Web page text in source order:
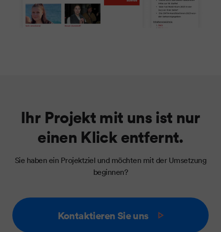
Ihr Projekt mit uns ist nur
einen Klick entfernt.
Sie haben ein Projektziel und möchten mit der Umsetzung
beginnen?
Kontaktieren Sie uns